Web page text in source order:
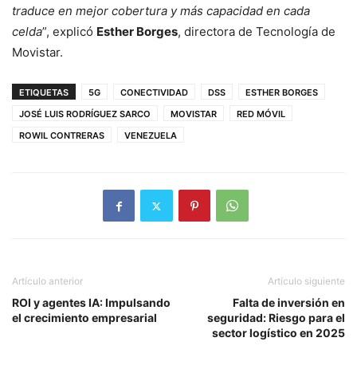
traduce en mejor cobertura y más capacidad en cada
celda”, explicó Esther Borges, directora de Tecnología de
Movistar.
ETIQUETAS 5G CONECTIVIDAD DSS
ESTHER BORGES
JOSÉ LUIS RODRÍGUEZ SARCO
MOVISTAR
RED MÓVIL
ROWIL CONTRERAS
VENEZUELA
Artículo anterior
ROI y agentes IA: Impulsando
el crecimiento empresarial
Artículo siguiente
Falta de inversión en
seguridad: Riesgo para el
sector logístico en 2025